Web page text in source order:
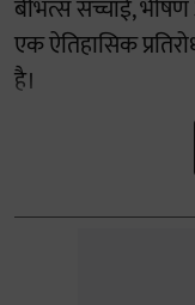
बीभत्स सच्चाई,
एक ऐतिहासिक
है।